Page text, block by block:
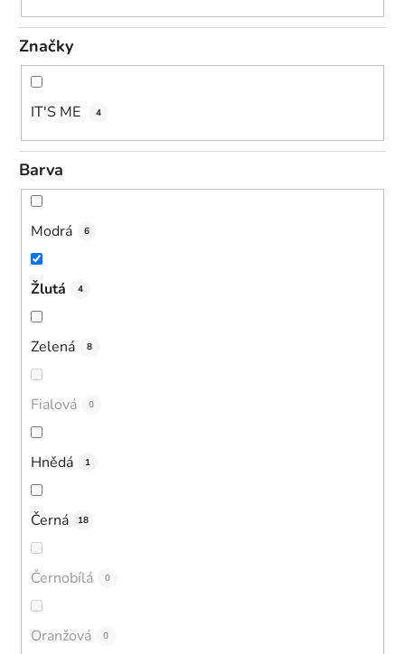
Značky
IT'S ME 4
Barva
Modrá 6
Žlutá 4
Zelená 8
Fialová 0
Hnědá 1
Černá 18
Černobílá 0
Oranžová 0